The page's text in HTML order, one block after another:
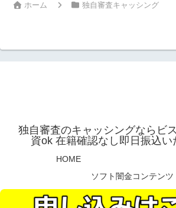
ホーム 独自審査キャッシング
独自審査のキャッシングならビ
資ok 在籍確認なし即日振込い
HOME
ソフト闇金コンテンツ
© 2025 独自審査のキャッシングならビスタ